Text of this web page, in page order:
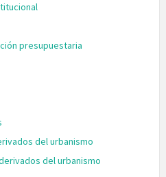
presupuestaria
del urbanismo
del urbanismo